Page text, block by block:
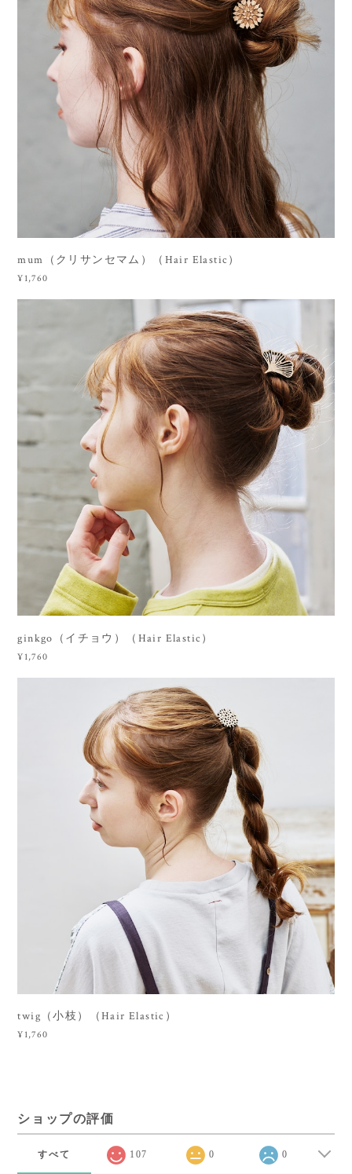
mum（クリサンセマム）（Hair Elastic）
¥1,760
ginkgo（イチョウ）（Hair Elastic）
¥1,760
twig（小枝）（Hair Elastic）
¥1,760
ショップの評価
すべて 107 0 0